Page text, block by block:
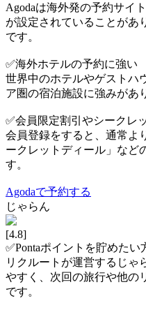
Agodaは海外発の予約サイ
が設定されていることがあ
です。
✅海外ホテルの予約に強い
世界中のホテルやゲストハ
ア圏の宿泊施設に強みがあ
✅会員限定割引やシークレ
会員登録をすると、通常よ
ークレットディール」など
す。
Agodaで予約する
じゃらん
[4.8]
✅Pontaポイントを貯めたい
リクルートが運営するじゃ
やすく、次回の旅行や他の
です。